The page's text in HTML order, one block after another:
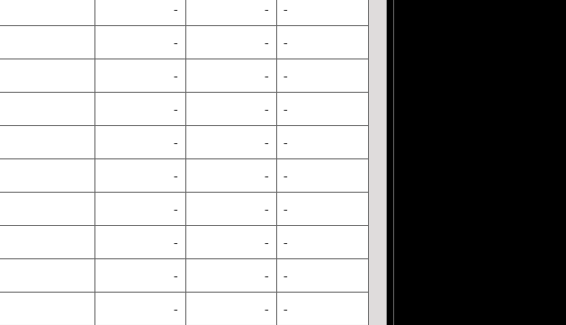
- - -
- - -
- - -
- - -
- - -
- - -
- - -
- - -
- - -
- - -